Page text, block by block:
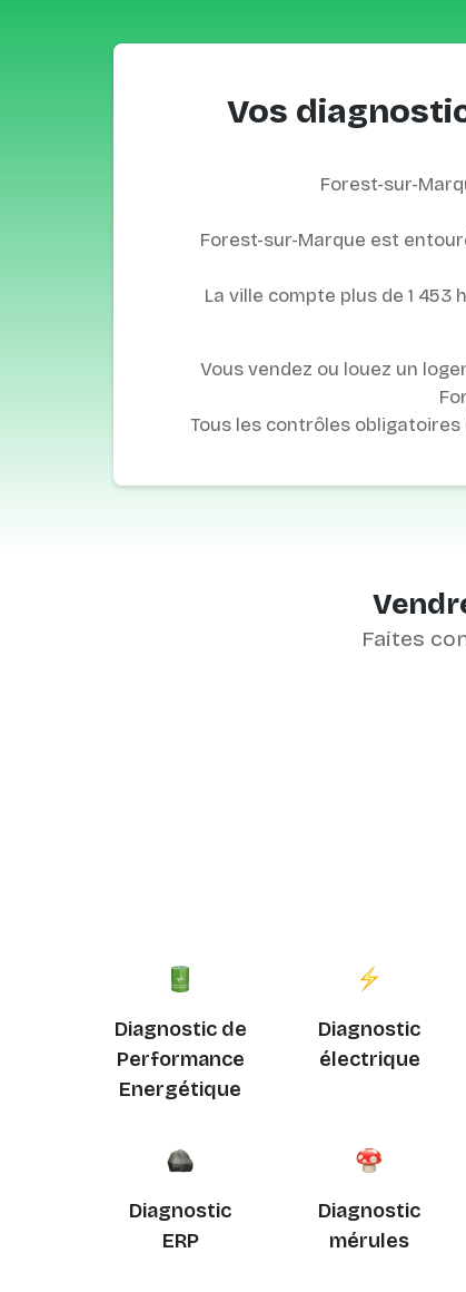
Vos
Forest-sur-
Forest-sur-Marque est
La ville compte plus de 1 453
Vous vendez ou louez un
Tous les contrôles
Faites
Diagnostic de
Performance
Energétique
Diagnostic
électrique
Diagnostic
ERP
Diagnostic
mérules